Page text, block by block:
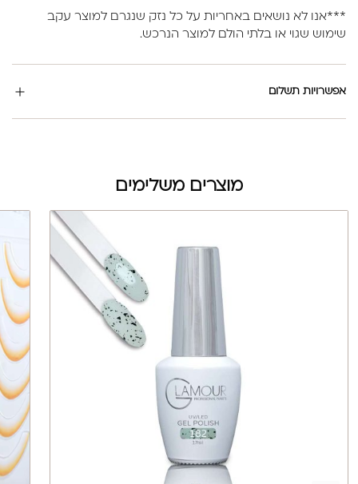
***אנו לא נושאים באחריות על כל נזק שנגרם למוצר עקב
שימוש שגוי או בלתי הולם למוצר הנרכש.
אפשרויות תשלום
מוצרים משלימים